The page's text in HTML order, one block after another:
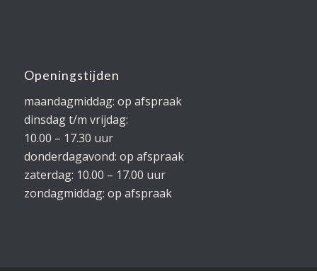
Openingstijden
maandagmiddag: op afspraak
dinsdag t/m vrijdag:
10.00 – 17.30 uur
donderdagavond: op afspraak
zaterdag: 10.00 – 17.00 uur
zondagmiddag: op afspraak